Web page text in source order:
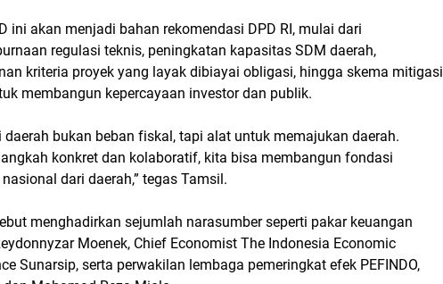
ini akan menjadi bahan rekomendasi DPD RI, mulai dari
regulasi teknis, peningkatan kapasitas SDM daerah,
kriteria proyek yang layak dibiayai obligasi, hingga skema mitigasi
membangun kepercayaan investor dan publik.
daerah bukan beban fiskal, tapi alat untuk memajukan daerah.
konkret dan kolaboratif, kita bisa membangun fondasi
dari daerah,” tegas Tamsil.
menghadirkan sejumlah narasumber seperti pakar keuangan
Moenek, Chief Economist The Indonesia Economic
Sunarsip, serta perwakilan lembaga pemeringkat efek PEFINDO,